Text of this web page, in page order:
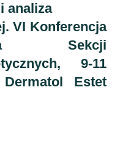
analiza
VI Konferencja
Sekcji
9-11
Estet